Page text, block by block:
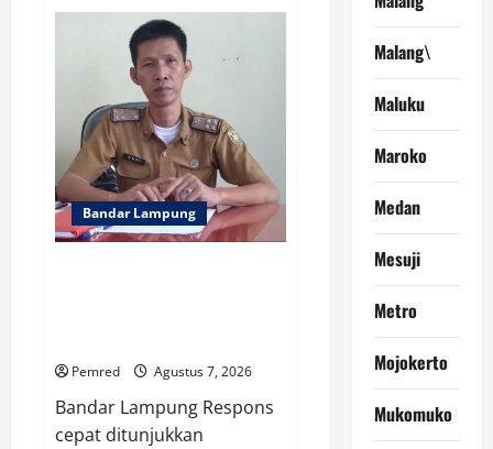
Minta
Presiden
RI
Perintahkan
Semua
Aparatur
Negara
Di
Seluruh
Indonesia
Tertibkan
bendera
luntur
kusam
dan
Bandar Lampung
Pemred Agustus 7, 2026
Bandar Lampung Respons
cepat ditunjukkan
Malang\
Maluku
Maroko
Medan
Mesuji
Metro
Mojokerto
Mukomuko